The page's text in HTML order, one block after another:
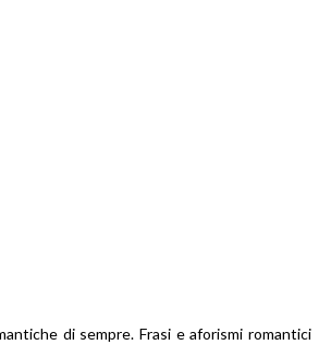
di sempre. Frasi e aforismi romantici